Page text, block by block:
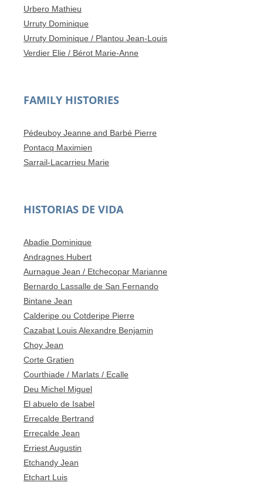
Urbero Mathieu
Urruty Dominique
Urruty Dominique / Plantou Jean-Louis
Verdier Elie / Bérot Marie-Anne
FAMILY HISTORIES
Pédeuboy Jeanne and Barbé Pierre
Pontacq Maximien
Sarrail-Lacarrieu Marie
HISTORIAS DE VIDA
Abadie Dominique
Andragnes Hubert
Aurnague Jean / Etchecopar Marianne
Bernardo Lassalle de San Fernando
Bintane Jean
Calderipe ou Cotderipe Pierre
Cazabat Louis Alexandre Benjamin
Choy Jean
Corte Gratien
Courthiade / Marlats / Ecalle
Deu Michel Miguel
El abuelo de Isabel
Errecalde Bertrand
Errecalde Jean
Erriest Augustin
Etchandy Jean
Etchart Luis